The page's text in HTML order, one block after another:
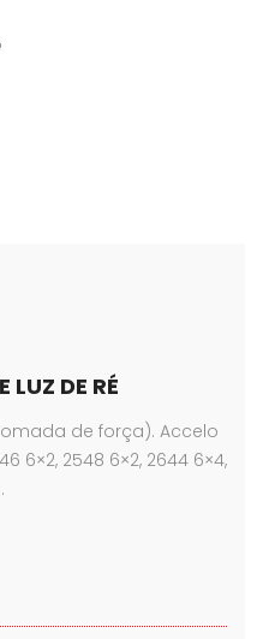
LUZ DE RÉ
tomada de força). Accelo
6×2, 2548 6×2, 2644 6×4,